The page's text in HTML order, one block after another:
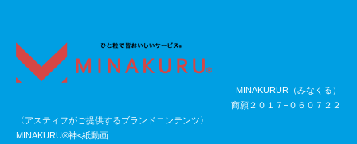
MINAKURUR（みなくる）
商願２０１７−０６０７２２
〈アスティフがご提供するブランドコンテンツ〉
MINAKURU®神≤紙動画